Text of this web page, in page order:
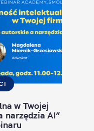
w Twojej
narzędzia AI”